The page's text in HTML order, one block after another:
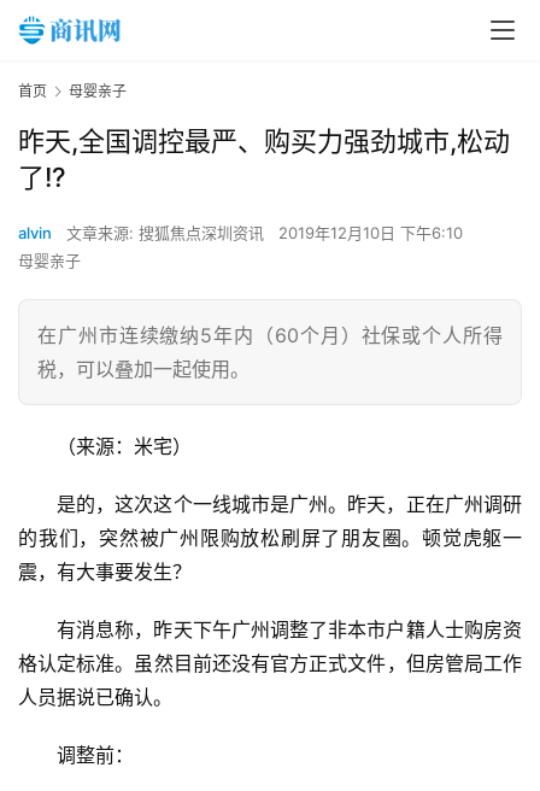
首页 母婴亲子
昨天,全国调控最严、购买力强劲城市,松动
了!?
alvin 文章来源: 搜狐焦点深圳资讯
2019年12月10日 下午6:10
母婴亲子
在广州市连续缴纳5年内（60个月）社保或个人所得
税，可以叠加一起使用。
（来源：米宅）
是的，这次这个一线城市是广州。昨天，正在广州调研
的我们，突然被广州限购放松刷屏了朋友圈。顿觉虎躯一
震，有大事要发生？
有消息称，昨天下午广州调整了非本市户籍人士购房资
格认定标准。虽然目前还没有官方正式文件，但房管局工作
人员据说已确认。
调整前：